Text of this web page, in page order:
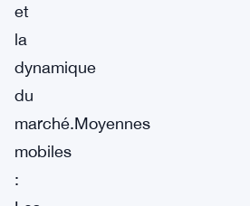
et
la
dynamique
du
marché.Moyennes
mobiles
: